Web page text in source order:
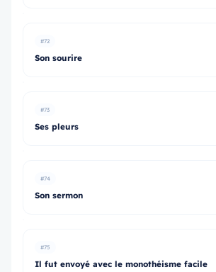
#72
Son sourire
#73
Ses pleurs
#74
Son sermon
#75
Il fut envoyé avec le monothéisme facile